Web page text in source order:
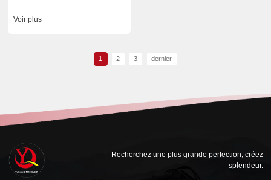
Voir plus
1 2 3 dernier
Recherchez une plus grande perfection, créez
splendeur.